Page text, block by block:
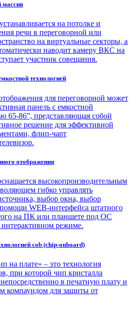
на потолке и
речи в переговорной или
на виртуальные секторы, а
наводит камеру ВКС на
участник совещания.
технологией
для переговорной может
панель с емкостной
65-86”, представляющая собой
решение для эффективной
флип-чарт
отображения
высокопроизводительным
гибко управлять
выбор окна, выбор
WEB-интерфейса штатного
на ПК или планшете под ОС
режиме.
cob (chip-onboard)
на плате» – это технология
при которой чип кристалла
в печатную плату и
компаундом для защиты от